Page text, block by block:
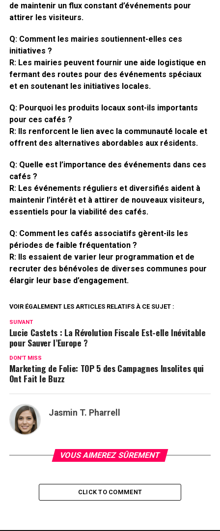
de maintenir un flux constant d’événements pour
attirer les visiteurs.
Q: Comment les mairies soutiennent-elles ces
initiatives ?
R: Les mairies peuvent fournir une aide logistique en
fermant des routes pour des événements spéciaux
et en soutenant les initiatives locales.
Q: Pourquoi les produits locaux sont-ils importants
pour ces cafés ?
R: Ils renforcent le lien avec la communauté locale et
offrent des alternatives abordables aux résidents.
Q: Quelle est l’importance des événements dans ces
cafés ?
R: Les événements réguliers et diversifiés aident à
maintenir l’intérêt et à attirer de nouveaux visiteurs,
essentiels pour la viabilité des cafés.
Q: Comment les cafés associatifs gèrent-ils les
périodes de faible fréquentation ?
R: Ils essaient de varier leur programmation et de
recruter des bénévoles de diverses communes pour
élargir leur base d’engagement.
VOIR ÉGALEMENT LES ARTICLES RELATIFS À CE SUJET :
SUIVANT
Lucie Castets : La Révolution Fiscale Est-elle Inévitable
pour Sauver l’Europe ?
DON'T MISS
Marketing de Folie: TOP 5 des Campagnes Insolites qui
Ont Fait le Buzz
Jasmin T. Pharrell
VOUS AIMEREZ SÛREMENT
CLICK TO COMMENT